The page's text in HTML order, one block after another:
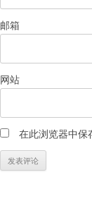
邮箱
网站
在此浏览器中保